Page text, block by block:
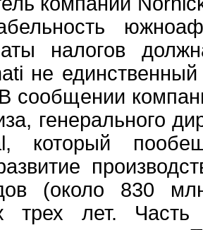
налогов
не
сообщении
генерального
который
(около 830
трех лет.